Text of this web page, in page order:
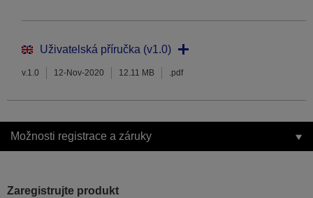
Uživatelská příručka (v1.0)
v.1.0 12-Nov-2020 12.11 MB .pdf
Možnosti registrace a záruky
Zaregistrujte produkt